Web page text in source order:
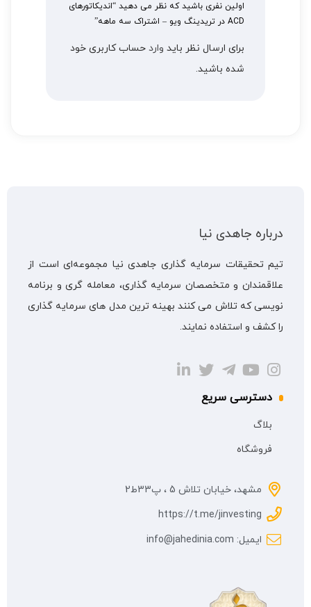
اولین نفری باشید که نظر می دهید “اندیکاتورهای
ACD در تریدینگ ویو – اشتراک سه ماهه”
برای ارسال نظر باید واردحساب کاربری خود
شده باشید.
درباره جاهدی نیا
تیم تحقیقات سرمایه گذاری جاهدی نیا مجموعه‌ای است از
علاقمندان و متخصصان سرمایه گذاری، معامله گری و برنامه
نویسی که تلاش می کنند بهینه ترین مدل های سرمایه گذاری
را کشف و استفاده نمایند.
دسترسی سریع
بلاگ
فروشگاه
مشهد، خیابان تلاش 5 ، پ33ط2
https://t.me/jinvesting
ایمیل: info@jahedinia.com